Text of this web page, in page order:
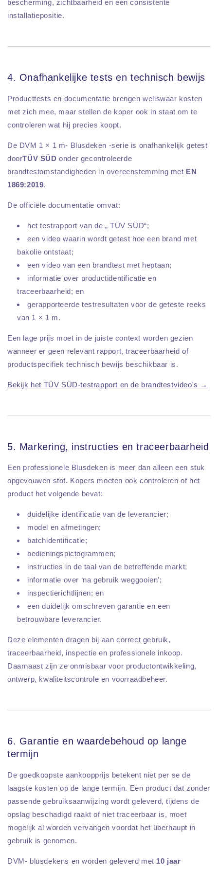
bescherming, zichtbaarheid en een consistente
installatiepositie.
4. Onafhankelijke tests en technisch bewijs
Producttests en documentatie brengen weliswaar kosten
met zich mee, maar stellen de koper ook in staat om te
controleren wat hij precies koopt.
De DVM 1 × 1 m- Blusdeken -serie is onafhankelijk getest
doorTÜV SÜD onder gecontroleerde
brandtestomstandigheden in overeenstemming met EN
1869:2019.
De officiële documentatie omvat:
het testrapport van de „ TÜV SÜD“;
een video waarin wordt getest hoe een brand met
bakolie ontstaat;
een video van een brandtest met heptaan;
informatie over productidentificatie en
traceerbaarheid; en
gerapporteerde testresultaten voor de geteste reeks
van 1 × 1 m.
Een lage prijs moet in de juiste context worden gezien
wanneer er geen relevant rapport, traceerbaarheid of
productspecifiek technisch bewijs beschikbaar is.
Bekijk het TÜV SÜD-testrapport en de brandtestvideo's →
5. Markering, instructies en traceerbaarheid
Een professionele Blusdeken is meer dan alleen een stuk
opgevouwen stof. Kopers moeten ook controleren of het
product het volgende bevat:
duidelijke identificatie van de leverancier;
model en afmetingen;
batchidentificatie;
bedieningspictogrammen;
instructies in de taal van de betreffende markt;
informatie over ‘na gebruik weggooien’;
inspectierichtlijnen; en
een duidelijk omschreven garantie en een
betrouwbare leverancier.
Deze elementen dragen bij aan correct gebruik,
traceerbaarheid, inspectie en professionele inkoop.
Daarnaast zijn ze onmisbaar voor productontwikkeling,
ontwerp, kwaliteitscontrole en voorraadbeheer.
6. Garantie en waardebehoud op lange
termijn
De goedkoopste aankoopprijs betekent niet per se de
laagste kosten op de lange termijn. Een product dat zonder
passende gebruiksaanwijzing wordt geleverd, tijdens de
opslag beschadigd raakt of niet traceerbaar is, moet
mogelijk al worden vervangen voordat het überhaupt in
gebruik is genomen.
DVM- blusdekens en worden geleverd met 10 jaar